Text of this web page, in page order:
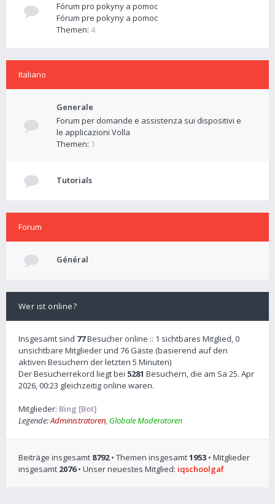
Fórum pro pokyny a pomoc
Fórum pre pokyny a pomoc
Themen: 4
Italiano
Generale
Forum per domande e assistenza sui dispositivi e
le applicazioni Volla
Themen: 1
Tutorials
Forum
Général
Wer ist online?
Insgesamt sind 77Besucher online :: 1 sichtbares Mitglied, 0
unsichtbare Mitglieder und 76 Gäste (basierend auf den
aktiven Besuchern der letzten 5 Minuten)
Der Besucherrekord liegt bei 5281 Besuchern, die am Sa 25. Apr
2026, 00:23 gleichzeitig online waren.
Mitglieder: Bing [Bot]
Legende:Administratoren, Globale Moderatoren
Beiträge insgesamt 8792• Themen insgesamt1953 • Mitglieder
insgesamt 2076• Unser neuestes Mitglied: iqschoolgaf